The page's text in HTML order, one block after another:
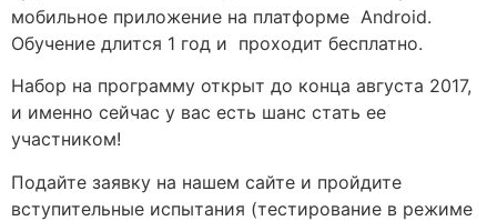
мобильное приложение на платформе Android.
Обучение длится 1 год и проходит бесплатно.
Набор на программу открыт до конца августа 2017,
и именно сейчас у вас есть шанс стать ее
участником!
Подайте заявку на нашем сайте и пройдите
вступительные испытания (тестирование в режиме